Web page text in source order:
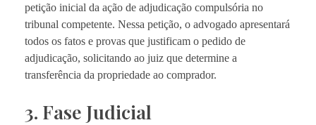
petição inicial da ação de adjudicação compulsória no
tribunal competente. Nessa petição, o advogado apresentará
todos os fatos e provas que justificam o pedido de
adjudicação, solicitando ao juiz que determine a
transferência da propriedade ao comprador.
3. Fase Judicial